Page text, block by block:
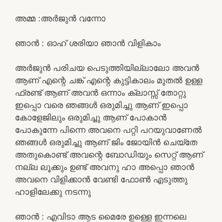
അമ്മ :അർജുൻ വന്നോ
ഞാൻ : ഓഹ് ശരിയാ ഞാൻ വിളികാം
അർജുൻ പരിചയ പെടുത്തിയില്ലാലോ അവൻ
ആണ് എന്റെ ചങ്ക് എന്റെ കുട്ടികാലം മുതൽ ഉള്ള
ഫ്രണ്ട് ആണ് അവൻ ഒന്നാം ക്ലാസ്സ്‌ തോറ്റു
ഇപ്പൊ വരെ ഞങ്ങൾ ഒരുമിച്ചു ആണ് ഇപ്പൊ
കോളേജിലും ഒരുമിച്ചു ആണ് പോകാൻ
പോകുന്നേ പിന്നെ അവനെ പറ്റി പറയുവാണേൽ
ഞങ്ങൾ ഒരുമിച്ചു ആണ് ജിം ജോയിൻ ചെയ്തേ
അതുകൊണ്ട് അവന്റെ ബോഡിയും സെറ്റ് ആണ്
നല്ല ലൂക്കും ഉണ്ട് അവനു ഹാ അപ്പൊ ഞാൻ
അവനെ വിളിക്കാൻ വേണ്ടി ഫോൺ എടുത്തു
ഹാളിലേക്കു നടന്നു
ഞാൻ : എവിടാ ആട മൈരേ ഉള്ളെ ഇന്നലെ